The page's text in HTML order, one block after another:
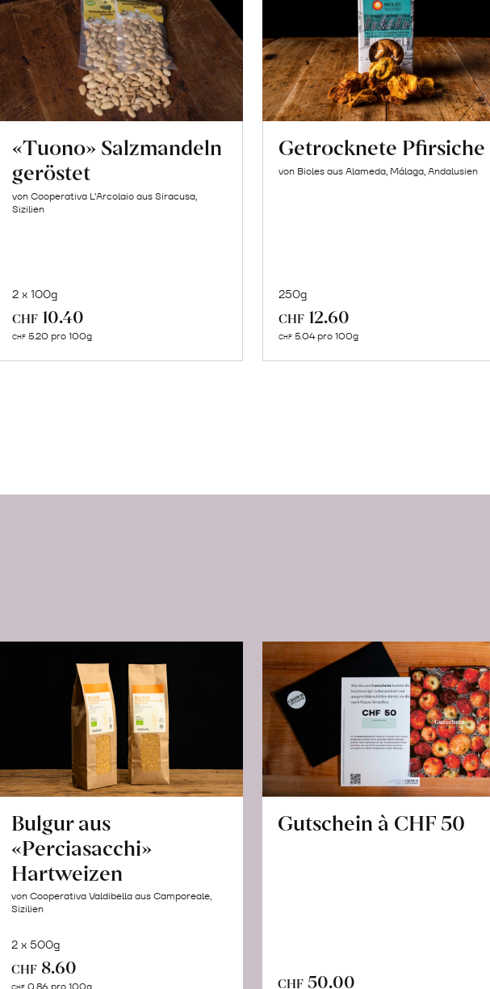
«Tuono» Salzmandeln
geröstet
von Cooperativa L’Arcolaio aus Siracusa,
Sizilien
2 x 100g
CHF 10.40
CHF 5.20 pro 100g
Getrocknete Pfirsiche
von Bioles aus Alameda, Málaga, Andalusien
250g
CHF 12.60
CHF 5.04 pro 100g
Bulgur aus
«Perciasacchi»
Hartweizen
von Cooperativa Valdibella aus Camporeale,
Sizilien
2 x 500g
CHF 8.60
CHF 0.86 pro 100g
Gutschein à CHF 50
CHF 50.00